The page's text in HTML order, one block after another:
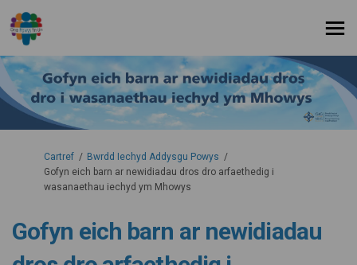
Rydych yma:
Cartref
Bwrdd Iechyd Addysgu Powys
Gofyn eich barn ar newidiadau dros dro arfaethedig i
wasanaethau iechyd ym Mhowys
Gofyn eich barn ar newidiadau